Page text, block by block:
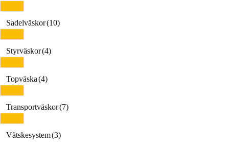
Sadelväskor(10)
Styrväskor(4)
Topväska(4)
Transportväskor(7)
Vätskesystem(3)